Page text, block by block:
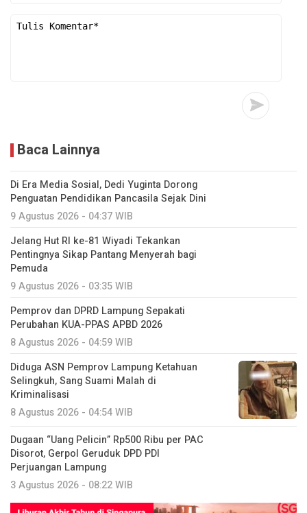
Baca Lainnya
Di Era Media Sosial, Dedi Yuginta Dorong
Penguatan Pendidikan Pancasila Sejak Dini
9 Agustus 2026 - 04:37 WIB
Jelang Hut RI ke-81 Wiyadi Tekankan
Pentingnya Sikap Pantang Menyerah bagi
Pemuda
9 Agustus 2026 - 03:35 WIB
Pemprov dan DPRD Lampung Sepakati
Perubahan KUA-PPAS APBD 2026
8 Agustus 2026 - 04:59 WIB
Diduga ASN Pemprov Lampung Ketahuan
Selingkuh, Sang Suami Malah di
Kriminalisasi
8 Agustus 2026 - 04:54 WIB
Dugaan “Uang Pelicin” Rp500 Ribu per PAC
Disorot, Gerpol Geruduk DPD PDI
Perjuangan Lampung
3 Agustus 2026 - 08:22 WIB